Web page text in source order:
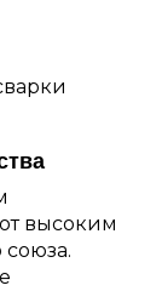
высоким
союза.